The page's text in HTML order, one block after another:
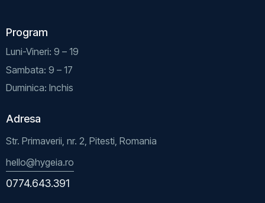
Program
Luni-Vineri: 9 – 19
Sambata: 9 – 17
Duminica: Inchis
Adresa
Str. Primaverii, nr. 2, Pitesti, Romania
hello@hygeia.ro
0774.643.391